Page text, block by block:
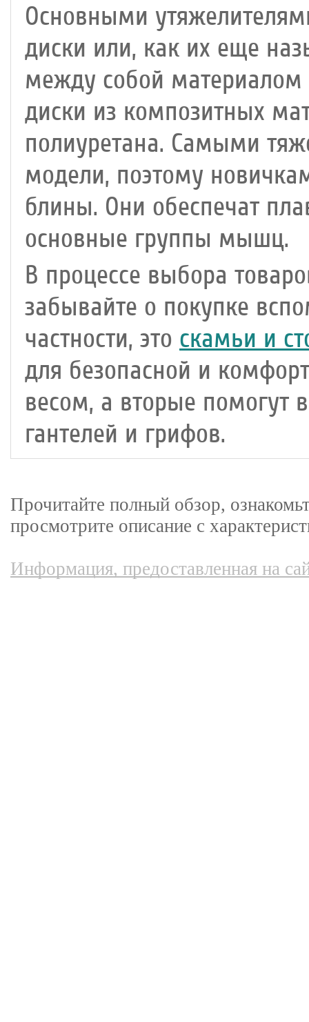
Основными
диски или, как их еще
между собой материалом
диски из композитных
полиуретана. Самыми
модели, поэтому
блины. Они обеспечат
основные группы мышц.
В процессе выбора
забывайте о покупке
частности, это скамьи и
для безопасной и
весом, а вторые помогут
гантелей и грифов.
Прочитайте полный обзор,
просмотрите описание с
Информация, предоставленная на